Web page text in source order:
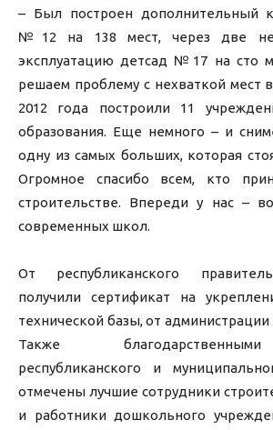
– Был построен дополнительный
№12 на 138 мест, через две
эксплуатацию детсад №17 на сто
решаем проблему с нехваткой мест
2012 года построили 11
образования. Еще немного – и
одну из самых больших, которая
Огромное спасибо всем, кто
строительстве. Впереди у нас –
современных школ.
От республиканского
получили сертификат на
технической базы, от администрации
Также
республиканского и
отмечены лучшие сотрудники
и работники дошкольного